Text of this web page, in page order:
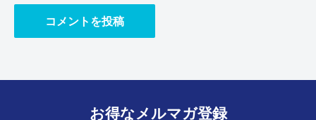
コメントを投稿
お得なメルマガ登録